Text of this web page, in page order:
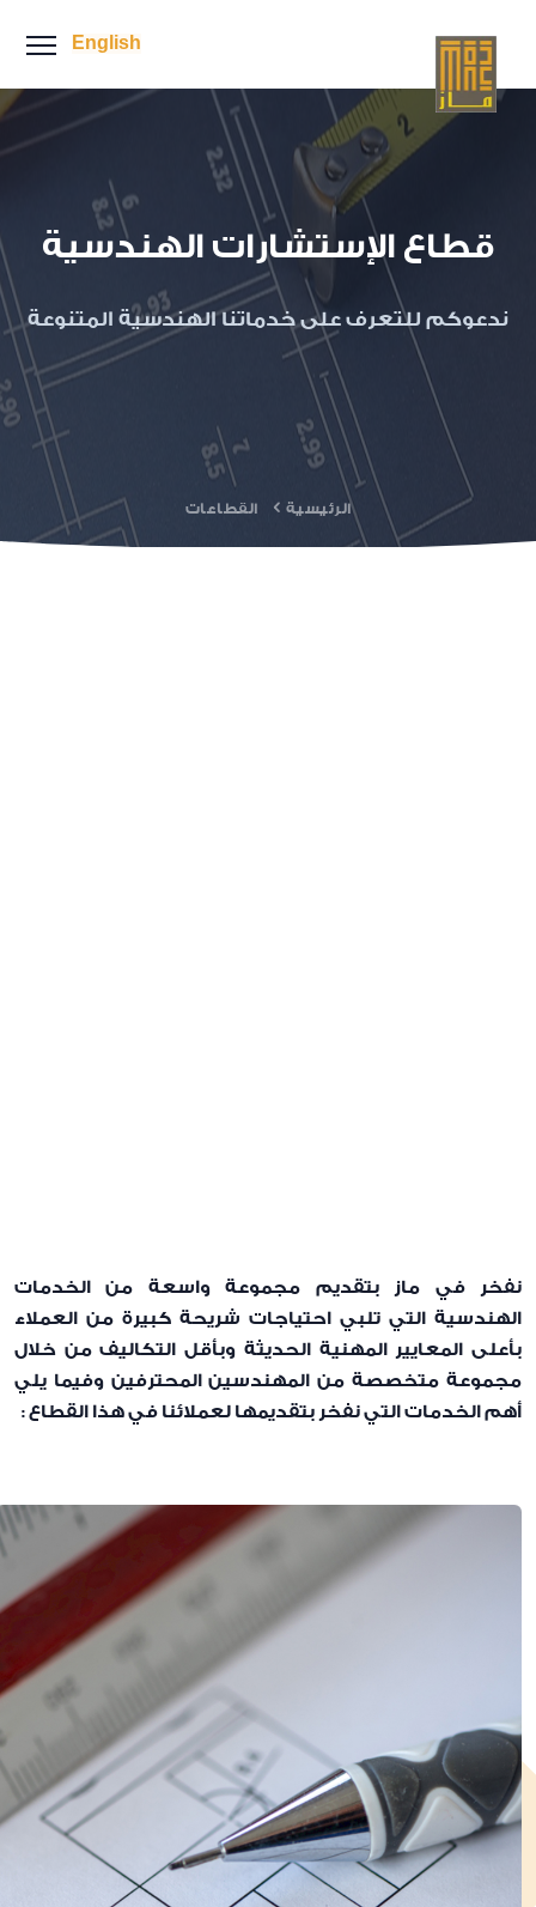
English
قطاع الإستشارات الهندسية
ندعوكم للتعرف على خدماتنا الهندسية المتنوعة
الرئيسية القطاعات
نفخر في ماز بتقديم مجموعة واسعة من الخدمات
الهندسية التي تلبي احتياجات شريحة كبيرة من العملاء
بأعلى المعايير المهنية الحديثة وبأقل التكاليف من خلال
مجموعة متخصصة من المهندسين المحترفين وفيما يلي
أهم الخدمات التي نفخر بتقديمها لعملائنا في هذا القطاع :